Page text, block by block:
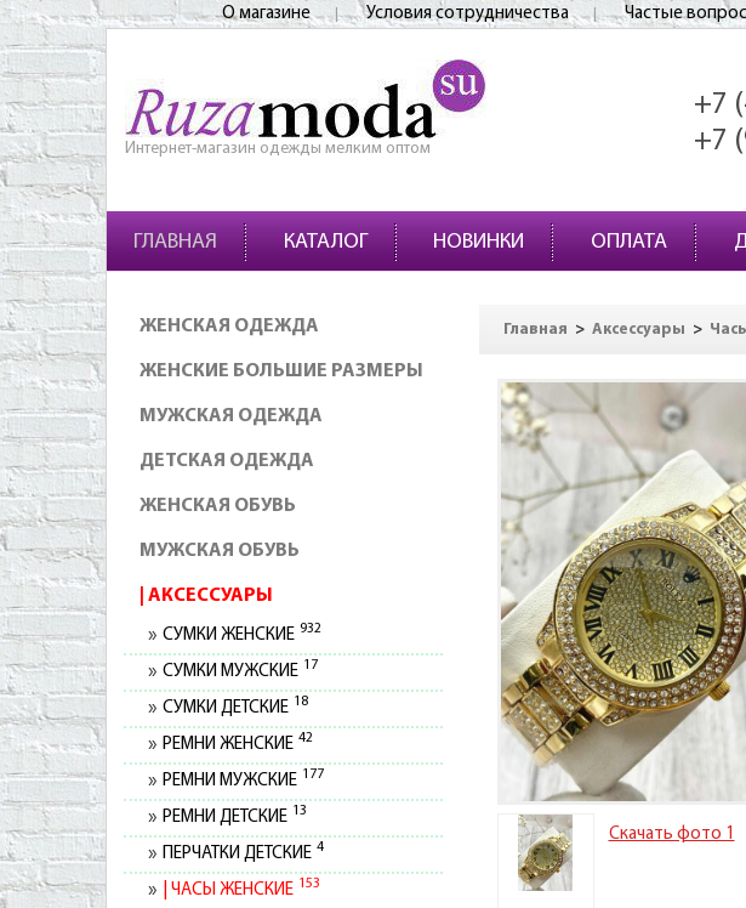
О магазине Условия сотрудничества Частые
Интернет-магазин одежды мелким оптом
+7
+7
ГЛАВНАЯ КАТАЛОГ НОВИНКИ ОПЛАТА
ЖЕНСКАЯ ОДЕЖДА
ЖЕНСКИЕ БОЛЬШИЕ РАЗМЕРЫ
МУЖСКАЯ ОДЕЖДА
ДЕТСКАЯ ОДЕЖДА
ЖЕНСКАЯ ОБУВЬ
МУЖСКАЯ ОБУВЬ
АКСЕССУАРЫ
СУМКИ ЖЕНСКИЕ 932
СУМКИ МУЖСКИЕ 17
СУМКИ ДЕТСКИЕ 18
РЕМНИ ЖЕНСКИЕ 42
РЕМНИ МУЖСКИЕ 177
РЕМНИ ДЕТСКИЕ 13
ПЕРЧАТКИ ДЕТСКИЕ 4
ЧАСЫ ЖЕНСКИЕ 153
Главная > Аксессуары >
Скачать фото 1